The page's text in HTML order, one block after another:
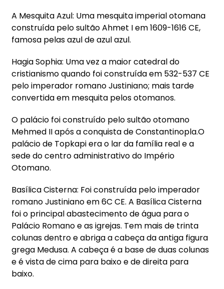
A Mesquita Azul: Uma mesquita imperial otomana
construída pelo sultão Ahmet I em 1609-1616 CE,
famosa pelas azul de azul azul.
Hagia Sophia: Uma vez a maior catedral do
cristianismo quando foi construída em 532-537 CE
pelo imperador romano Justiniano; mais tarde
convertida em mesquita pelos otomanos.
O palácio foi construído pelo sultão otomano
Mehmed II após a conquista de Constantinopla.O
palácio de Topkapi era o lar da família real e a
sede do centro administrativo do Império
Otomano.
Basílica Cisterna: Foi construída pelo imperador
romano Justiniano em 6C CE. A Basílica Cisterna
foi o principal abastecimento de água para o
Palácio Romano e as igrejas. Tem mais de trinta
colunas dentro e abriga a cabeça da antiga figura
grega Medusa. A cabeça é a base de duas colunas
e é vista de cima para baixo e de direita para
baixo.